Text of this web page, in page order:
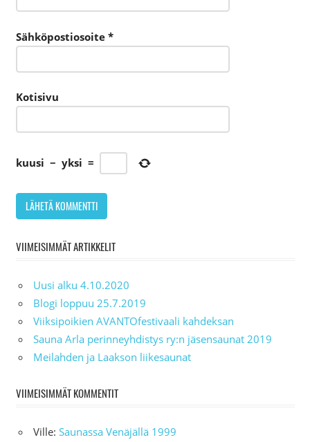
Sähköpostiosoite *
Kotisivu
kuusi − yksi =
VIIMEISIMMÄT ARTIKKELIT
Uusi alku 4.10.2020
Blogi loppuu 25.7.2019
Viiksipoikien AVANTOfestivaali kahdeksan
Sauna Arla perinneyhdistys ry:n jäsensaunat 2019
Meilahden ja Laakson liikesaunat
VIIMEISIMMÄT KOMMENTIT
Ville: Saunassa Venäjällä 1999